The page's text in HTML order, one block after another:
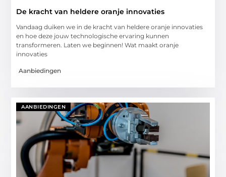
De kracht van heldere oranje innovaties
Vandaag duiken we in de kracht van heldere oranje innovaties
en hoe deze jouw technologische ervaring kunnen
transformeren. Laten we beginnen! Wat maakt oranje
innovaties
Aanbiedingen
AANBIEDINGEN